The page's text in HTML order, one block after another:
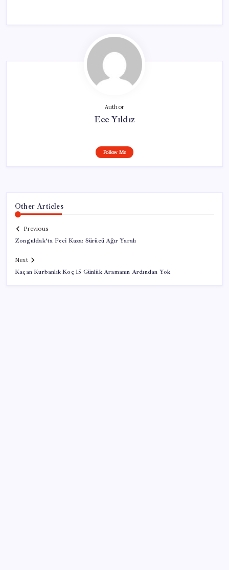
Author
Ece Yıldız
Follow Me
Other Articles
Previous
Zonguldak’ta Feci Kaza: Sürücü Ağır Yaralı
Next
Kaçan Kurbanlık Koç 15 Günlük Aramanın Ardından Yok